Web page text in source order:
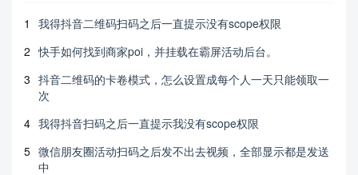
1
我得抖音二维码扫码之后一直提示没有scope权限
2 快手如何找到商家poi，并挂载在霸屏活动后台。
3 抖音二维码的卡卷模式，怎么设置成每个人一天只能领取一
次
4 我得抖音扫码之后一直提示我没有scope权限
5 微信朋友圈活动扫码之后发不出去视频，全部显示都是发送
中